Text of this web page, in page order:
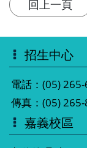
招生中心
電話：(05)
傳真：(05)
嘉義校區